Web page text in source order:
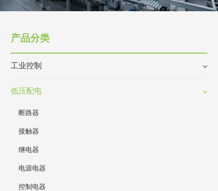
产品分类
工业控制
低压配电
断路器
接触器
继电器
电源电器
控制电器